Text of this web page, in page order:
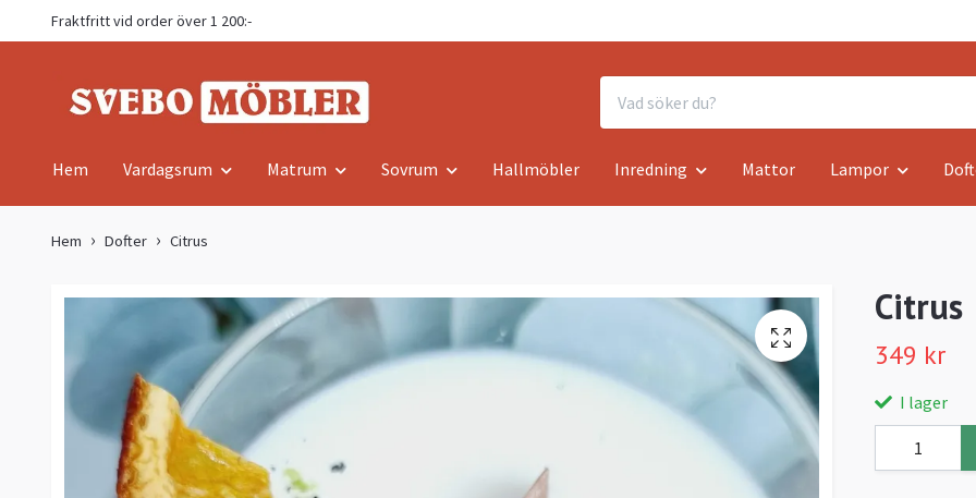
Fraktfritt vid order över 1 200:-
Hem Vardagsrum Matrum Sovrum Hallmöbler Inredning Mattor Lampor
Hem Dofter Citrus
Citrus
349 kr
I lager